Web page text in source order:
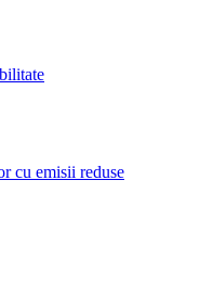
cu emisii reduse